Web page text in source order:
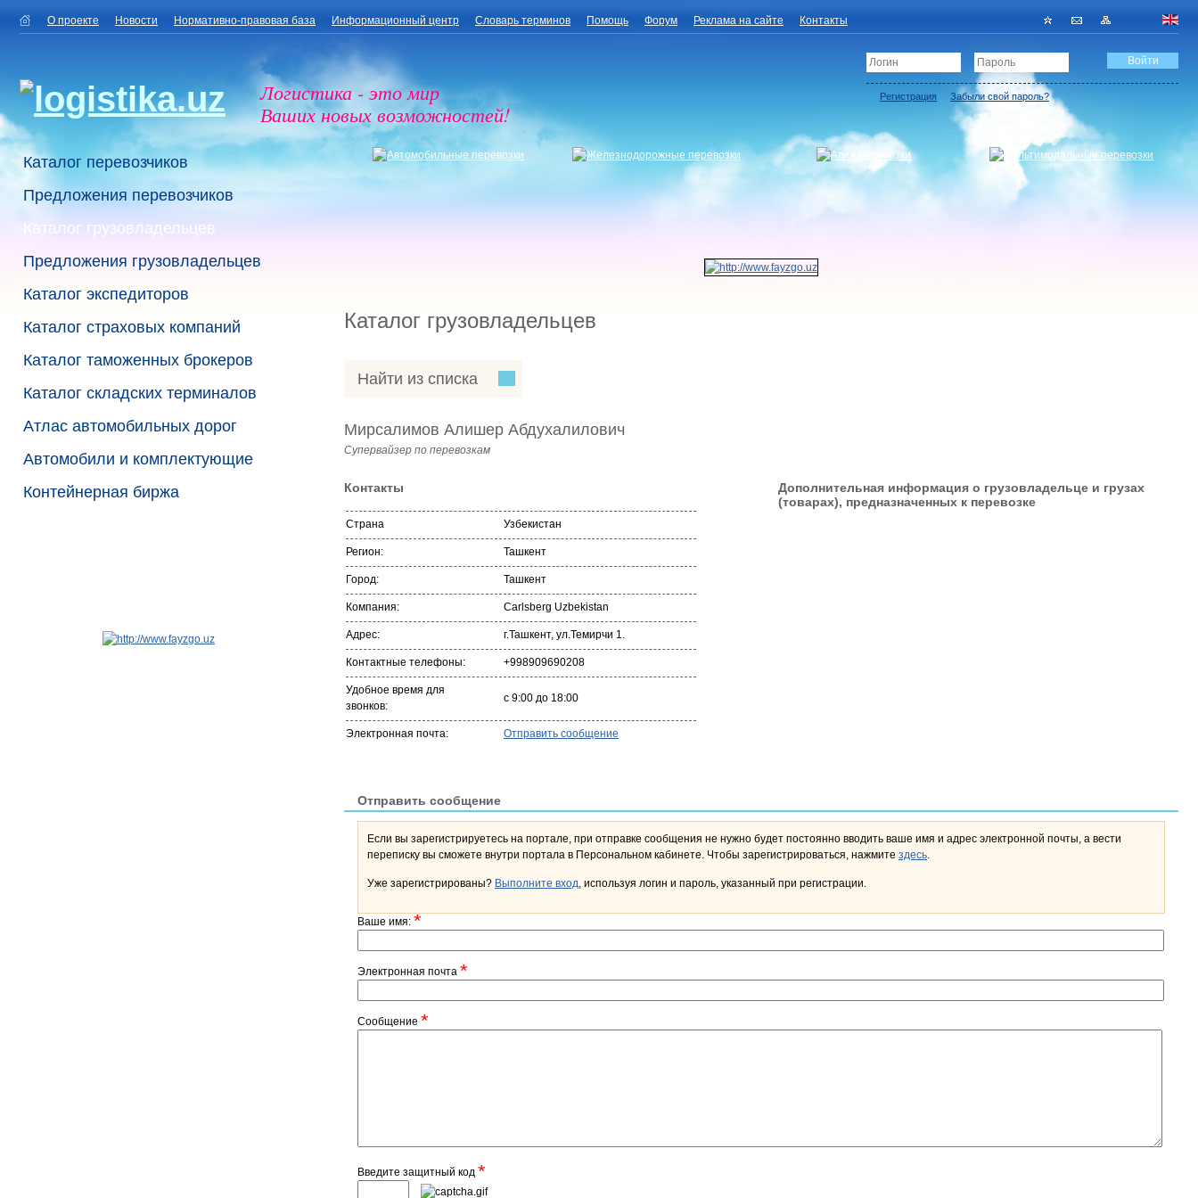
О проекте Новости Нормативно-правовая база Информационный центр Словарь терминов Помощь Форум Реклама на сайте Контакты
Логистика - это мир
Ваших новых возможностей!
Регистрация Забыли свой пароль?
Каталог перевозчиков
Предложения перевозчиков
Каталог грузовладельцев
Предложения грузовладельцев
Каталог экспедиторов
Каталог страховых компаний
Каталог таможенных брокеров
Каталог складских терминалов
Атлас автомобильных дорог
Автомобили и комплектующие
Контейнерная биржа
Каталог грузовладельцев
Найти из списка
Мирсалимов Алишер Абдухалилович
Супервайзер по перевозкам
Контакты
Страна Узбекистан
Регион: Ташкент
Город: Ташкент
Компания: Carlsberg Uzbekistan
Адрес: г.Ташкент, ул.Темирчи 1.
Контактные телефоны: +998909690208
Удобное время для
звонков:
с 9:00 до 18:00
Электронная почта: Отправить сообщение
Дополнительная информация о грузовладельце и грузах
(товарах), предназначенных к перевозке
Отправить сообщение
Если вы зарегистрируетесь на портале, при отправке сообщения не нужно будет постоянно вводить ваше имя и адрес электронной почты, а вести
переписку вы сможете внутри портала в Персональном кабинете. Чтобы зарегистрироваться, нажмите здесь.
Уже зарегистрированы? Выполните вход, используя логин и пароль, указанный при регистрации.
Ваше имя: *
Электронная почта *
Сообщение *
Введите защитный код *